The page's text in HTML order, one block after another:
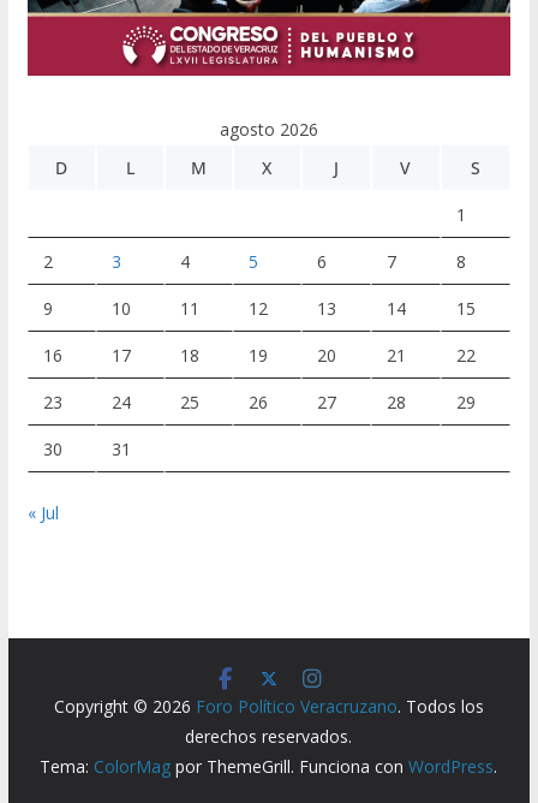
agosto 2026
D
L M X J V S
1
2 3 4 5 6 7 8
9 10 11 12 13 14 15
16 17 18 19 20 21 22
23 24 25 26 27 28 29
30 31
« Jul
Copyright © 2026 Foro Político Veracruzano. Todos los
derechos reservados.
Tema: ColorMag por ThemeGrill. Funciona conWordPress.